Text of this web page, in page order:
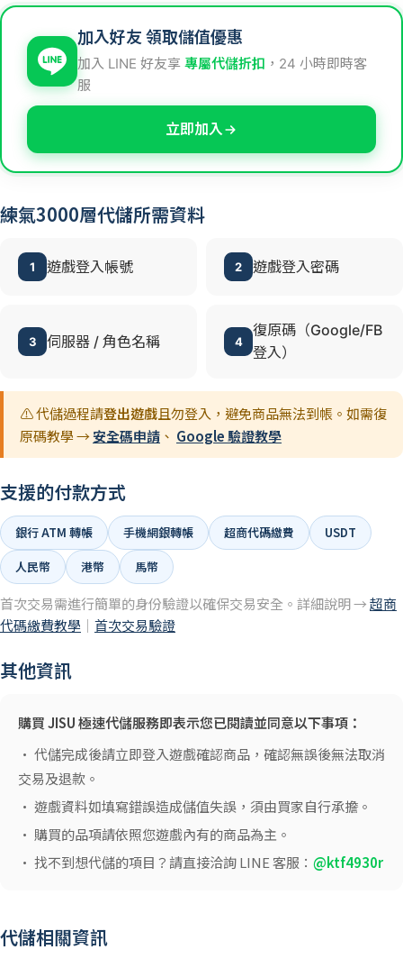
加入好友 領取儲值優惠
加入 LINE 好友享 專屬代儲折扣 ，24 小時即時客
服
立即加入
練氣3000層代儲所需資料
1 遊戲登入帳號 2 遊戲登入密碼
3 伺服器 / 角色名稱 4
復原碼（Google/FB
登入）
⚠️ 代儲過程請登出遊戲且勿登入，避免商品無法到帳。如需復
原碼教學 →安全碼申請 、 Google 驗證教學
支援的付款方式
銀行 ATM 轉帳 手機網銀轉帳 超商代碼繳費
USDT
人民幣
港幣 馬幣
首次交易需進行簡單的身份驗證以確保交易安全。詳細說明 →超商
代碼繳費教學 ｜ 首次交易驗證
其他資訊
購買 JISU 極速代儲服務即表示您已閱讀並同意以下事項：
• 代儲完成後請立即登入遊戲確認商品，確認無誤後無法取消
交易及退款。
• 遊戲資料如填寫錯誤造成儲值失誤，須由買家自行承擔。
• 購買的品項請依照您遊戲內有的商品為主。
• 找不到想代儲的項目？請直接洽詢 LINE 客服： @ktf4930r
代儲相關資訊